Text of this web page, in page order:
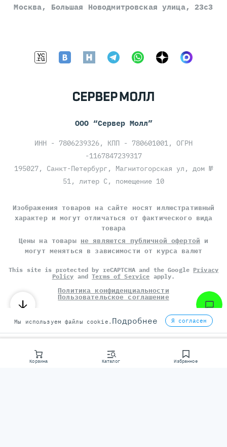
Корзина Каталог Избранное
Москва, Большая Новодмитровская улица, 23с3
ООО “Сервер Молл”
ИНН - 7806239326, КПП - 780601001, ОГРН
-1167847239317
195027, Санкт-Петербург, Магнитогорская ул, дом №
51, литер С, помещение 10
Изображения товаров на сайте носят иллюстративный
характер и могут отличаться от фактического вида
товара
Цены на товары не являются публичной офертой и
могут меняться в зависимости от курса валют
This site is protected by reCAPTCHA and the Google Privacy
Policy andTerms of Service apply.
Политика конфиденциальности
Пользовательское соглашение
©СЕРВЕР МОЛЛ, 2014-2026
Мы используем файлы cookie. Подробнее Я согласен